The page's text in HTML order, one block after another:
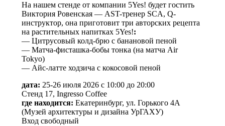
На нашем стенде от компании 5Yes! будет гостить
Виктория Ровенская — AST-тренер SCA, Q-
инструктор, она приготовит три авторских рецепта
на растительных напитках 5Yes!:
— Цитрусовый колд-брю с банановой пеной
— Матча-фисташка-бобы тонка (на матча Air
Tokyo)
— Айс-латте ходзича с кокосовой пеной
дата: 25-26 июля 2026 с 10:00 до 20:00
Стенд 17, Ingresso Coffee
где находится: Екатеринбург, ул. Горького 4А
(Музей архитектуры и дизайна УрГАХУ)
Вход свободный